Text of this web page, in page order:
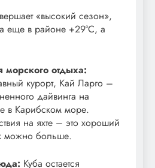
«высокий сезон»,
еще в районе +29°С, а
отдыха:
курорт, Кай Ларго –
дайвинга на
в Карибском море.
на яхте – это хороший
можно больше.
Куба остается